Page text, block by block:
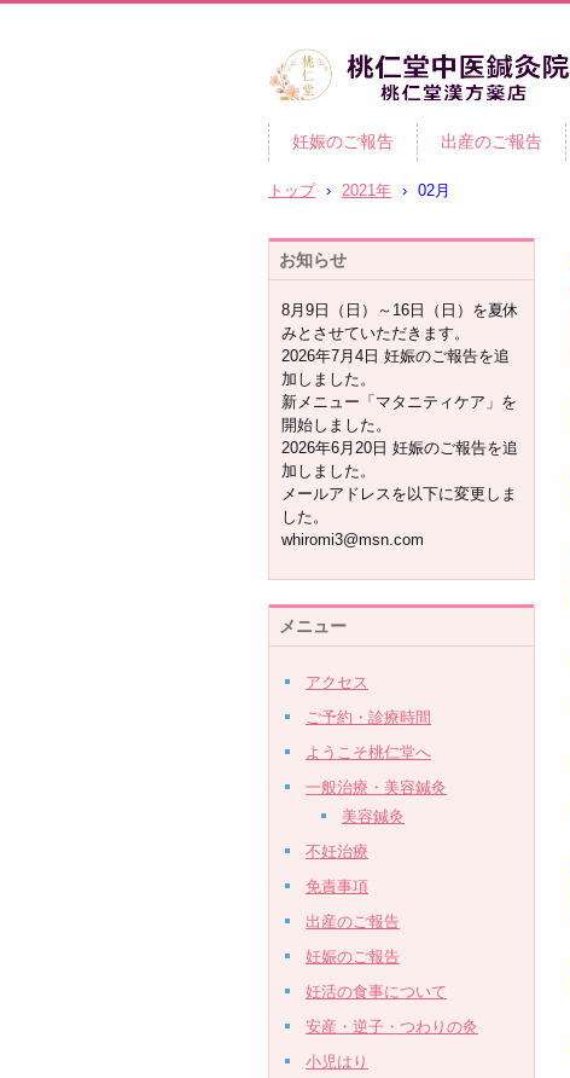
灸・漢方｜桃仁堂中医鍼灸院・
桃仁堂漢方薬店
妊娠のご報告 出産のご報告
トップ › 2021年 › 02月
お知らせ
8月9日（日）～16日（日）を夏休
みとさせていただきます。
2026年7月4日 妊娠のご報告を追
加しました。
新メニュー「マタニティケア」を
開始しました。
2026年6月20日 妊娠のご報告を追
加しました。
メールアドレスを以下に変更しま
した。
whiromi3@msn.com
メニュー
アクセス
ご予約・診療時間
ようこそ桃仁堂へ
一般治療・美容鍼灸
美容鍼灸
不妊治療
免責事項
出産のご報告
妊娠のご報告
妊活の食事について
安産・逆子・つわりの灸
小児はり